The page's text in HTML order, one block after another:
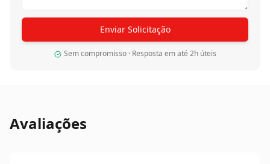
Enviar Solicitação
Sem compromisso · Resposta em até 2h úteis
Avaliações